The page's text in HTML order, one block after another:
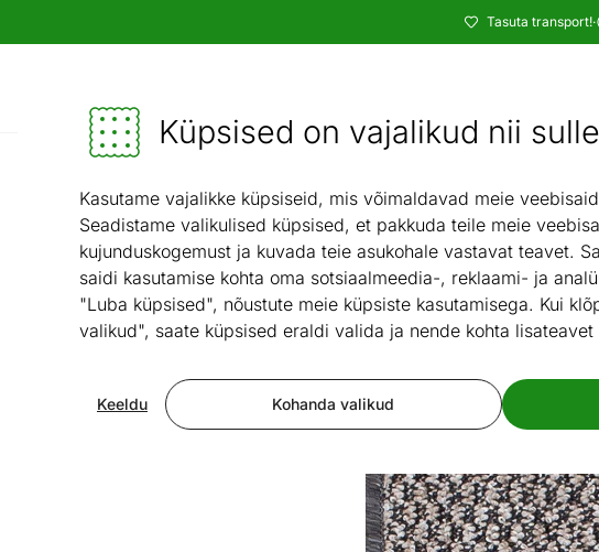
Küpsised on vajalikud nii
Kasutame vajalikke küpsiseid, mis võimaldavad meie
Seadistame valikulised küpsised, et pakkuda teile meie
kujunduskogemust ja kuvada teie asukohale vastavat teavet.
saidi kasutamise kohta oma sotsiaalmeedia-, reklaami- ja
"Luba küpsised", nõustute meie küpsiste kasutamisega. Kui
valikud", saate küpsised eraldi valida ja nende kohta lisateavet
Kohanda valikud
Keeldu
Tasuta transport!·
Mööbel ja sisustus - ON24